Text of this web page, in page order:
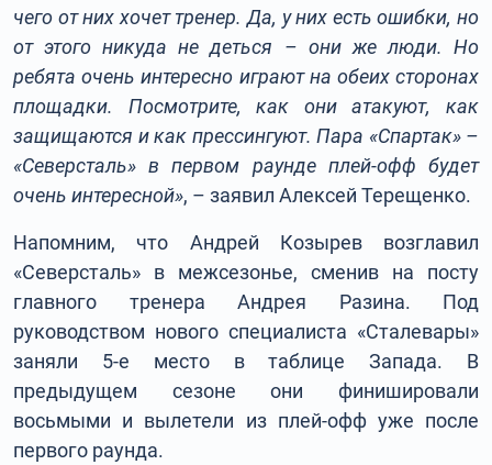
чего от них хочет тренер. Да, у них есть ошибки, но
от этого никуда не деться – они же люди. Но
ребята очень интересно играют на обеих сторонах
площадки. Посмотрите, как они атакуют, как
защищаются и как прессингуют. Пара «Спартак» –
«Северсталь» в первом раунде плей-офф будет
очень интересной», – заявил Алексей Терещенко.
Напомним, что Андрей Козырев возглавил
«Северсталь» в межсезонье, сменив на посту
главного тренера Андрея Разина. Под
руководством нового специалиста «Сталевары»
заняли 5-е место в таблице Запада. В
предыдущем сезоне они финишировали
восьмыми и вылетели из плей-офф уже после
первого раунда.